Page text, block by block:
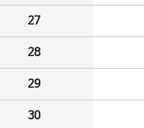
27
28
29
30